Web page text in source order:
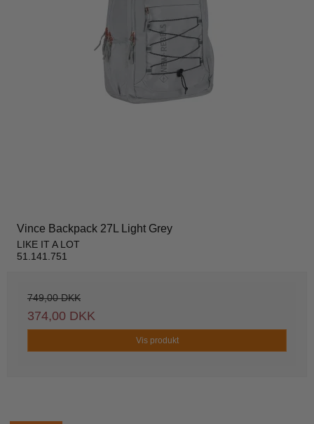
Vince Backpack 27L Light Grey
LIKE IT A LOT
51.141.751
749,00 DKK
374,00 DKK
Vis produkt